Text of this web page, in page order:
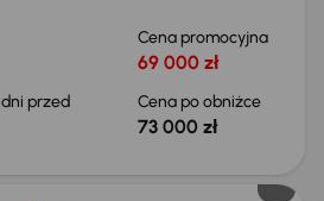
Cena promocyjna
69 000 zł
przed
Cena po obniżce
73 000 zł
VAT